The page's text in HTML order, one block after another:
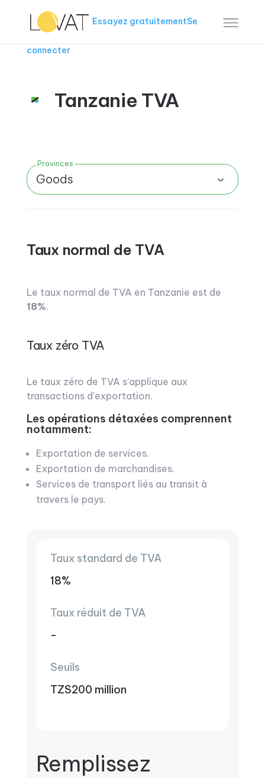
Essayez gratuitementSe
connecter
Tanzanie TVA
Provinces
Goods
Taux normal de TVA
Le taux normal de TVA en Tanzanie est de
18%.
Taux zéro TVA
Le taux zéro de TVA s’applique aux
transactions d’exportation.
Les opérations détaxées comprennent
notamment:
Exportation de services.
Exportation de marchandises.
Services de transport liés au transit à
travers le pays.
Taux standard de TVA
18%
Taux réduit de TVA
-
Seuils
TZS200 million
Remplissez